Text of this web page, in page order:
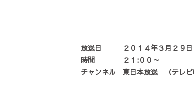
放送日 ２０１４年３月２９日
時間 ２１:００～
チャンネル 東日本放送 （テレビ